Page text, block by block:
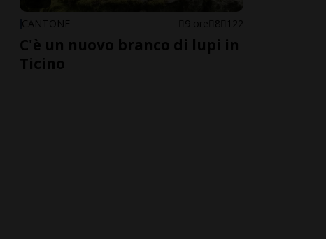
CANTONE 9 ore 8 122
C'è un nuovo branco di lupi in
Ticino